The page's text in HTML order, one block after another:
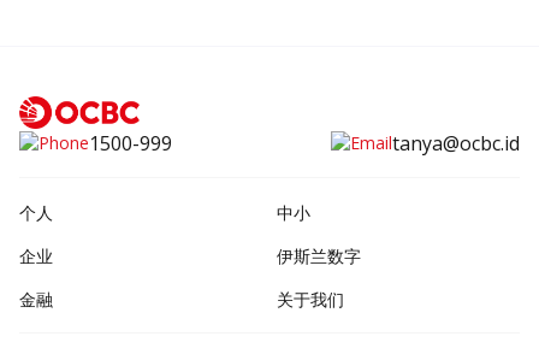
1500-999 tanya@ocbc.id
个人
中小
企业
伊斯兰数字
金融
关于我们